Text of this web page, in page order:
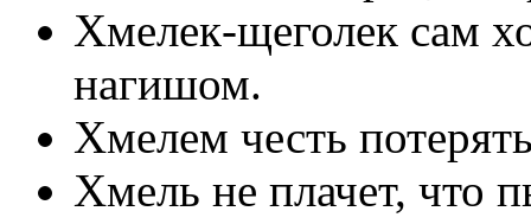
Хмелек-щеголек сам
нагишом.
Хмелем честь
Хмель не плачет, что